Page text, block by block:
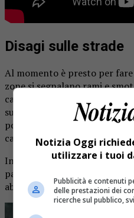
Disagi sulle strade
Al momento è presto per
zone si segnalano rami e
caso particolarmente
sulla strada provinciale 8 tra
posto sono intervenuti i vigili
casi analoghi.
In ogni caso, le forti raffiche
parecchi problemi sia alla
abitazioni.
Notizia Oggi
utilizzare i tuoi
Pubblicità e contenuti
delle prestazioni dei
ricerche sul pubblico,